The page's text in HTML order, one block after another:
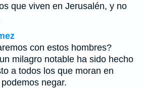
que viven en Jerusalén, y no
con estos hombres?
milagro notable ha sido hecho
a todos los que moran en
negar.